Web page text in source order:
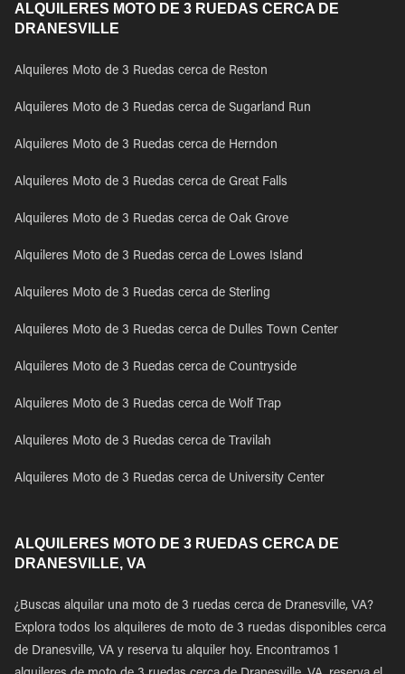
ALQUILERES MOTO DE 3 RUEDAS CERCA DE
DRANESVILLE
Alquileres Moto de 3 Ruedas cerca de Reston
Alquileres Moto de 3 Ruedas cerca de Sugarland Run
Alquileres Moto de 3 Ruedas cerca de Herndon
Alquileres Moto de 3 Ruedas cerca de Great Falls
Alquileres Moto de 3 Ruedas cerca de Oak Grove
Alquileres Moto de 3 Ruedas cerca de Lowes Island
Alquileres Moto de 3 Ruedas cerca de Sterling
Alquileres Moto de 3 Ruedas cerca de Dulles Town Center
Alquileres Moto de 3 Ruedas cerca de Countryside
Alquileres Moto de 3 Ruedas cerca de Wolf Trap
Alquileres Moto de 3 Ruedas cerca de Travilah
Alquileres Moto de 3 Ruedas cerca de University Center
ALQUILERES MOTO DE 3 RUEDAS CERCA DE
DRANESVILLE, VA
¿Buscas alquilar una moto de 3 ruedas cerca de Dranesville, VA?
Explora todos los alquileres de moto de 3 ruedas disponibles cerca
de Dranesville, VA y reserva tu alquiler hoy. Encontramos 1